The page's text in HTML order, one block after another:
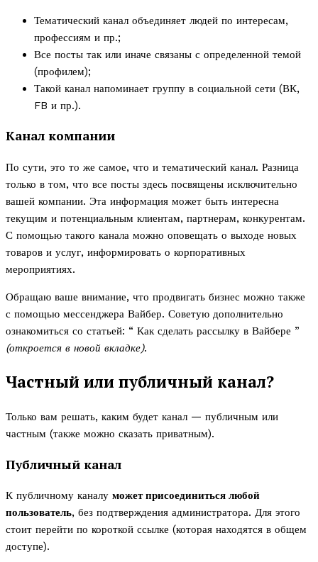
Тематический канал объединяет людей по интересам,
профессиям и пр.;
Все посты так или иначе связаны с определенной темой
(профилем);
Такой канал напоминает группу в социальной сети (ВК,
FB и пр.).
Канал компании
По сути, это то же самое, что и тематический канал. Разница
только в том, что все посты здесь посвящены исключительно
вашей компании. Эта информация может быть интересна
текущим и потенциальным клиентам, партнерам, конкурентам.
С помощью такого канала можно оповещать о выходе новых
товаров и услуг, информировать о корпоративных
мероприятиях.
Обращаю ваше внимание, что продвигать бизнес можно также
с помощью мессенджера Вайбер. Советую дополнительно
ознакомиться со статьей: “ Как сделать рассылку в Вайбере ”
(откроется в новой вкладке).
Частный или публичный канал?
Только вам решать, каким будет канал — публичным или
частным (также можно сказать приватным).
Публичный канал
К публичному каналу может присоединиться любой
пользователь, без подтверждения администратора. Для этого
стоит перейти по короткой ссылке (которая находятся в общем
доступе).